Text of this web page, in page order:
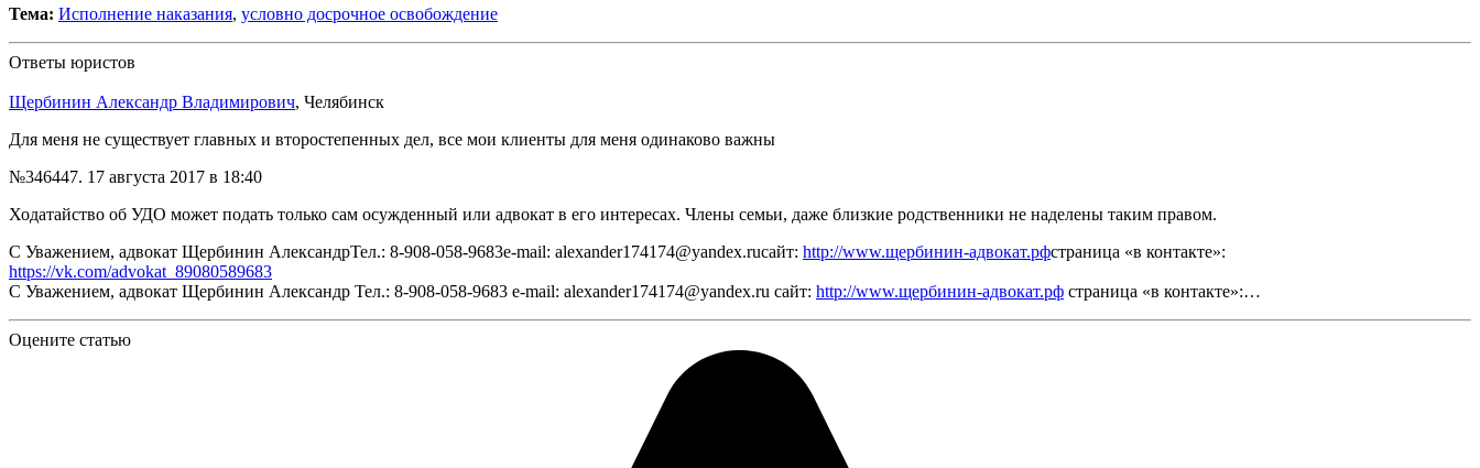
Тема: Исполнение наказания, условно досрочное освобождение
Ответы юристов
Щербинин Александр Владимирович, Челябинск
Для меня не существует главных и второстепенных дел, все мои клиенты для меня одинаково важны
№346447. 17 августа 2017 в 18:40
Ходатайство об УДО может подать только сам осужденный или адвокат в его интересах. Члены семьи, даже близкие родственники не наделены таким правом.
С Уважением, адвокат Щербинин АлександрТел.: 8-908-058-9683e-mail: alexander174174@yandex.ruсайт: http://www.щербинин-адвокат.рфстраница «в контакте»:
https://vk.com/advokat_89080589683
С Уважением, адвокат Щербинин Александр Тел.: 8-908-058-9683 e-mail: alexander174174@yandex.ru сайт: http://www.щербинин-адвокат.рф страница «в контакте»:…
Оцените статью